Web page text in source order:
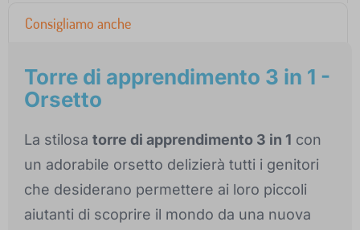
Consigliamo anche
Torre di apprendimento 3 in 1 -
Orsetto
La stilosa torre di apprendimento 3 in 1 con
un adorabile orsetto delizierà tutti i genitori
che desiderano permettere ai loro piccoli
aiutanti di scoprire il mondo da una nuova